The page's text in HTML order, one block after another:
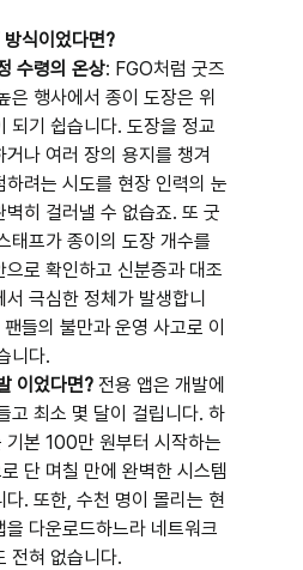
방식이었다면?
수령의 온상: FGO처럼 굿즈
은 행사에서 종이 도장은 위
되기 쉽습니다. 도장을 정교
거나 여러 장의 용지를 챙겨
하려는 시도를 현장 인력의 눈
벽히 걸러낼 수 없습죠. 또 굿
태프가 종이의 도장 개수를
으로 확인하고 신분증과 대조
서 극심한 정체가 발생합니
들의 불만과 운영 사고로 이
니다.
이었다면? 전용 앱은 개발에
고 최소 몇 달이 걸립니다. 하
기본 100만 원부터 시작하는
단 며칠 만에 완벽한 시스템
다. 또한, 수천 명이 몰리는 현
을 다운로드하느라 네트워크
전혀 없습니다.